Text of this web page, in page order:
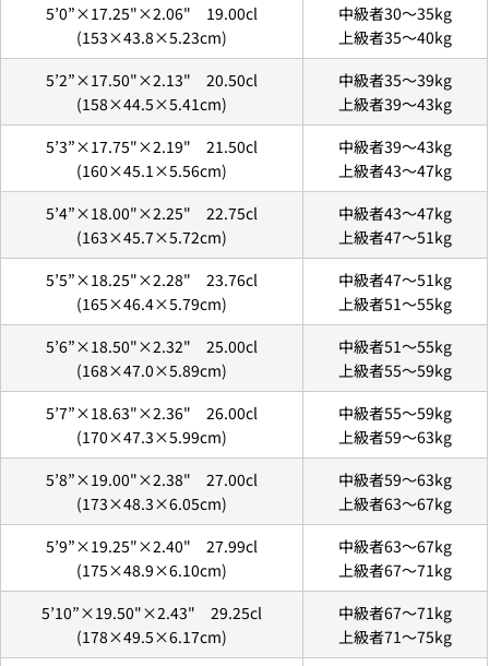
Luvsurfでは、クレジットカードを利用して「分割払
とができます。
ただし、税込１万円以上でご利用いただけます。
1.これまでに、Luvsurfでお買い物をしたことがある
方(2025年9月以降)
1. 商品をカートにいれ、「チェックアウト」をクリッ
クしてください
5’0”×17.25"×2.06" 19.00cl
(153×43.8×5.23cm)
中級者30〜35kg
上級者35〜40kg
5’2”×17.50"×2.13" 20.50cl
(158×44.5×5.41cm)
中級者35〜39kg
上級者39〜43kg
5’3”×17.75"×2.19" 21.50cl
(160×45.1×5.56cm)
中級者39〜43kg
上級者43〜47kg
5’4”×18.00"×2.25" 22.75cl
(163×45.7×5.72cm)
中級者43〜47kg
上級者47〜51kg
5’5”×18.25"×2.28" 23.76cl
(165×46.4×5.79cm)
中級者47〜51kg
上級者51〜55kg
5’6”×18.50"×2.32" 25.00cl
(168×47.0×5.89cm)
中級者51〜55kg
上級者55〜59kg
5’7”×18.63"×2.36" 26.00cl
(170×47.3×5.99cm)
中級者55〜59kg
上級者59〜63kg
5’8”×19.00"×2.38" 27.00cl
(173×48.3×6.05cm)
中級者59〜63kg
上級者63〜67kg
5’9”×19.25"×2.40" 27.99cl
(175×48.9×6.10cm)
中級者63〜67kg
上級者67〜71kg
5’10”×19.50"×2.43" 29.25cl
(178×49.5×6.17cm)
中級者67〜71kg
上級者71〜75kg